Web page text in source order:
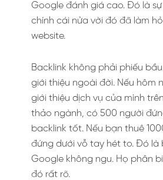
Google đánh giá cao. Đó là
chính cái nửa vời đó đã làm
website.
Backlink không phải phiếu
giới thiệu ngoài đời. Nếu hôm
giới thiệu dịch vụ của mình
thảo ngành, có 500 người
backlink tốt. Nếu bạn thuê
đứng dưới vỗ tay hét to. Đó là
Google không ngu. Họ phân
đó rất rõ.